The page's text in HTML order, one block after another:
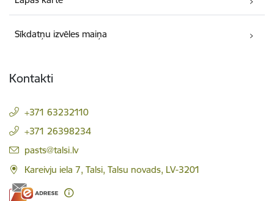
Sīkdatņu izvēles maiņa
Kontakti
+371 63232110
+371 26398234
E-pasts:
pasts@talsi.lv
Kareivju iela 7, Talsi, Talsu novads, LV-3201